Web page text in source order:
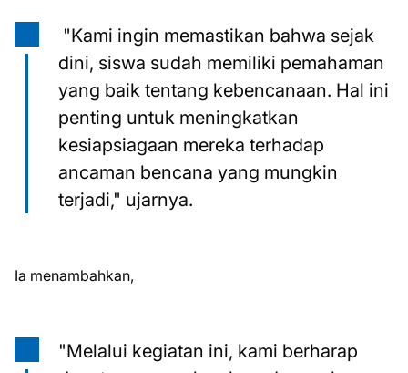
"Kami ingin memastikan bahwa sejak
dini, siswa sudah memiliki pemahaman
yang baik tentang kebencanaan. Hal ini
penting untuk meningkatkan
kesiapsiagaan mereka terhadap
ancaman bencana yang mungkin
terjadi," ujarnya.
Ia menambahkan,
"Melalui kegiatan ini, kami berharap